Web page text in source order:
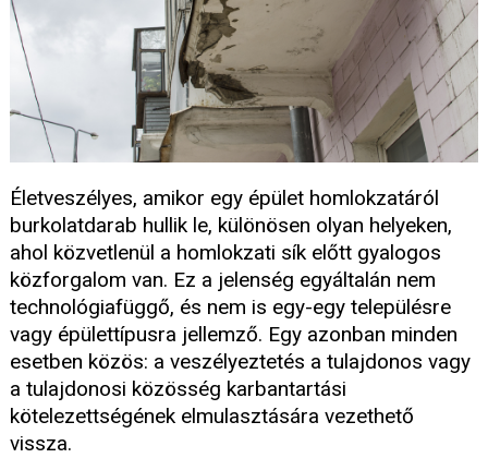
Életveszélyes, amikor egy épület homlokzatáról
burkolatdarab hullik le, különösen olyan helyeken,
ahol közvetlenül a homlokzati sík előtt gyalogos
közforgalom van. Ez a jelenség egyáltalán nem
technológiafüggő, és nem is egy-egy településre
vagy épülettípusra jellemző. Egy azonban minden
esetben közös: a veszélyeztetés a tulajdonos vagy
a tulajdonosi közösség karbantartási
kötelezettségének elmulasztására vezethető
vissza.